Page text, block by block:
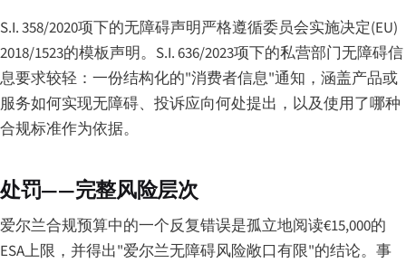
S.I. 358/2020项下的无障碍声明严格遵循委员会实施决定(EU)
2018/1523的模板声明。S.I. 636/2023项下的私营部门无障碍信
息要求较轻：一份结构化的"消费者信息"通知，涵盖产品或
服务如何实现无障碍、投诉应向何处提出，以及使用了哪种
合规标准作为依据。
处罚——完整风险层次
爱尔兰合规预算中的一个反复错误是孤立地阅读€15,000的
ESA上限，并得出"爱尔兰无障碍风险敞口有限"的结论。事